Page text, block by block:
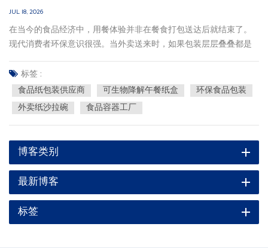
JUL 18, 2026
在当今的食品经济中，用餐体验并非在餐食打包送达后就结束了。
现代消费者环保意识很强。当外卖送来时，如果包装层层叠叠都是
生挥之不去的环保愧疚感。作为一家领先的纸质食品包装制造商，
Elements Packaging密切关注着这种行为转变。如今，选择可持续
包装不再仅仅是满足监管要求而已。—它是建立持久客户忠诚度的最
有效工具之一。可持续包装的心理学当顾客打开精美的可生物降解
瞬间提升。高品质纸质食品包装的天然质感和简洁美感，传递着品
牌价值理念：我们重视食材，也重视我们留给地球的遗产。许多消
费者都在积极寻找符合其绿色环保理念的商家。事实上，提供可堆
肥或易于回收的纸盒和纸袋能让商家获得竞争优势，从而吸引顾客
再次下单。无缝功能与循环经济的契合快餐企业普遍担心环保替代
品能否经受住外卖员和外卖平台的严苛考验。我们专门设计的微波
标签 :
食品纸包装供应商 可生物降解午餐纸盒 环保食品包装
外卖纸沙拉碗 食品容器工厂
博客类别
最新博客
标签